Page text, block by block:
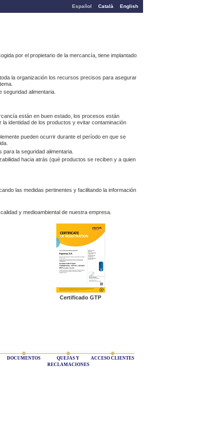
Español Català English
por el propietario de la mercancía, tiene implantado
la organización los recursos precisos para asegurar
alimentaria.
están en buen estado, los procesos están
identidad de los productos y evitar contaminación
pueden ocurrir durante el período en que se
para la seguridad alimentaria.
hacia atrás (qué productos se reciben y a quien
las medidas pertinentes y facilitando la información
y medioambiental de nuestra empresa.
Certificado GTP
DOCUMENTOS
QUEJAS Y
RECLAMACIONES
ACCESO CLIENTES